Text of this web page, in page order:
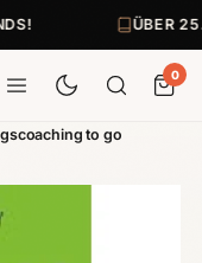
ÜBER
0
to go